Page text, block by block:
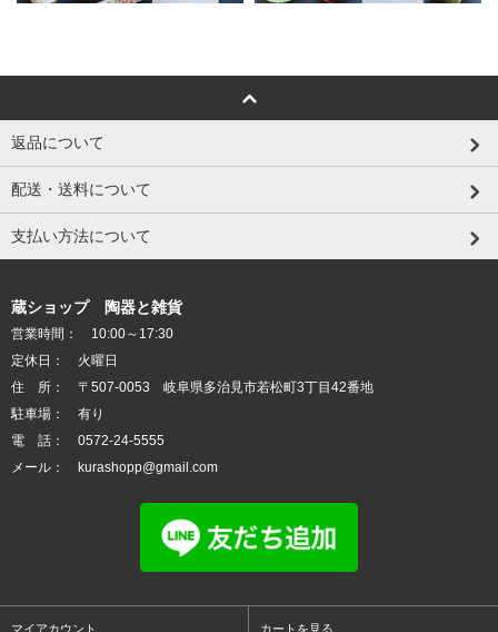
返品について
配送・送料について
支払い方法について
蔵ショップ 陶器と雑貨
営業時間： 10:00～17:30
定休日： 火曜日
住 所： 〒507-0053 岐阜県多治見市若松町3丁目42番地
駐車場： 有り
電 話： 0572-24-5555
メール： kurashopp@gmail.com
マイアカウント カートを見る